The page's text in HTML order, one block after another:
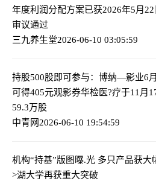
年度利润分配方案已获2026年5月
审议通过
三九养生堂2026-06-10 03:05:59
持股500股即可参与：博纳—影业6
可得405元观影券华检医?疗于11月
59.3万股
中青网2026-06-10 19:54:59
机构“持基”版图曝.光 多只产品获大
>湖大学再获重大突破